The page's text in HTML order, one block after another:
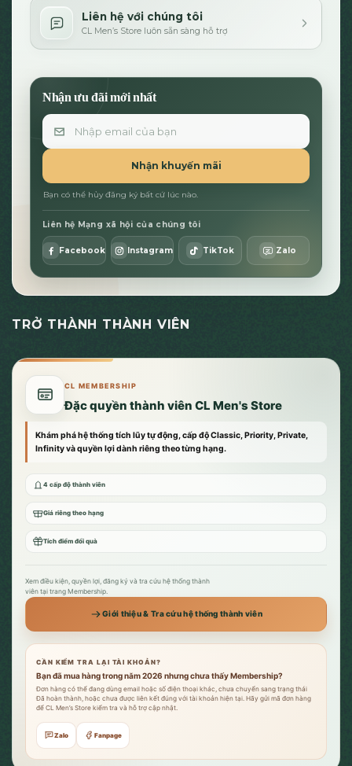
Liên hệ với chúng tôi
CL Men’s Store luôn sẵn sàng hỗ trợ
Nhận ưu đãi mới nhất
Email
Nhận khuyến mãi
Bạn có thể hủy đăng ký bất cứ lúc nào.
Liên hệ Mạng xã hội của chúng tôi
Facebook Instagram TikTok Zalo
TRỞ THÀNH THÀNH VIÊN
CL MEMBERSHIP
Đặc quyền thành viên CL Men's Store
Khám phá hệ thống tích lũy tự động, cấp độ Classic, Priority, Private,
Infinity và quyền lợi dành riêng theo từng hạng.
4 cấp độ thành viên
Giá riêng theo hạng
Tích điểm đổi quà
Xem điều kiện, quyền lợi, đăng ký và tra cứu hệ thống thành
viên tại trang Membership.
Giới thiệu & Tra cứu hệ thống thành viên
CẦN KIỂM TRA LẠI TÀI KHOẢN?
Bạn đã mua hàng trong năm 2026 nhưng chưa thấy Membership?
Đơn hàng có thể đang dùng email hoặc số điện thoại khác, chưa chuyển sang trạng thái
Đã hoàn thành, hoặc chưa được liên kết đúng với tài khoản hiện tại. Hãy gửi mã đơn hàng
để CL Men’s Store kiểm tra và hỗ trợ cập nhật.
Zalo Fanpage